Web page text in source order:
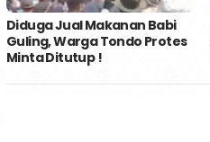
Diduga Jual Makanan Babi
Guling, Warga Tondo Protes
Minta Ditutup !